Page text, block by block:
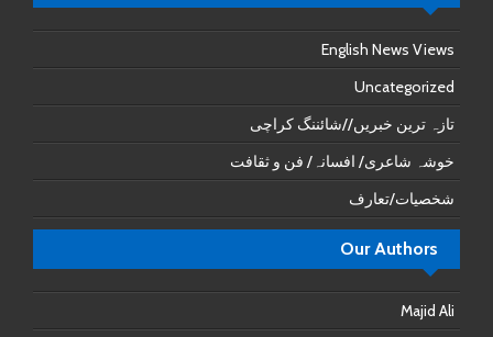
English News Views
Uncategorized
تازہ ترین خبریں//شائننگ کراچی
خوشہ شاعری/ افسانہ/ فن و ثقافت
شخصیات/تعارف
Our Authors
Majid Ali